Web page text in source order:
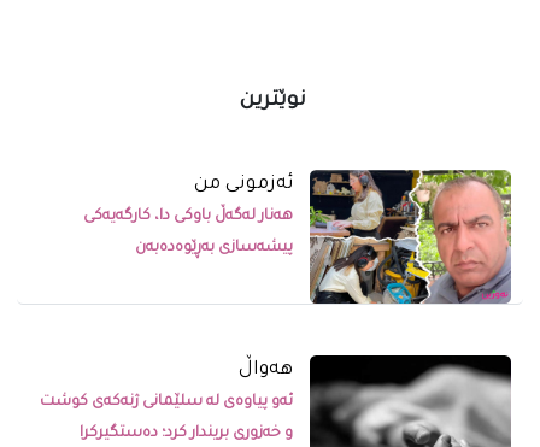
نوێترین
ئەزمونی من
هەنار لەگەڵ باوکی دا، کارگەیەکی
پیشەسازی بەڕێوەدەبەن
ھەواڵ
ئەو پیاوەی لە سلێمانی ژنەکەی کوشت
و خەزوری بریندار کرد؛ دەستگیرکرا